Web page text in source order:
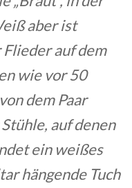
aber ist
auf dem
wie vor 50
dem Paar
auf denen
ein weißes
hängende Tuch